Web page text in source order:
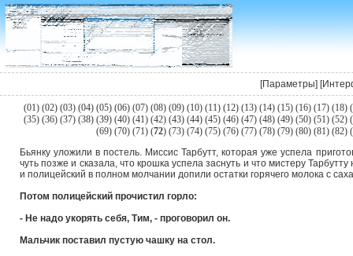
[Параметры] [
(01) (02) (03) (04) (05) (06) (07) (08) (09) (10) (11) (12) (13) (14) (15) (16) (17) (18) (
(35) (36) (37) (38) (39) (40) (41) (42) (43) (44) (45) (46) (47) (48) (49) (50) (51) (52) (
(69) (70) (71) (72) (73) (74) (75) (76) (77) (78) (79) (80) (81) (82) (
Бьянку уложили в постель. Миссис Тарбутт, которая уже успела
чуть позже и сказала, что крошка успела заснуть и что мистеру
и полицейский в полном молчании допили остатки горячего молока с
Потом полицейский прочистил горло:
- Не надо укорять себя, Тим, - проговорил он.
Мальчик поставил пустую чашку на стол.